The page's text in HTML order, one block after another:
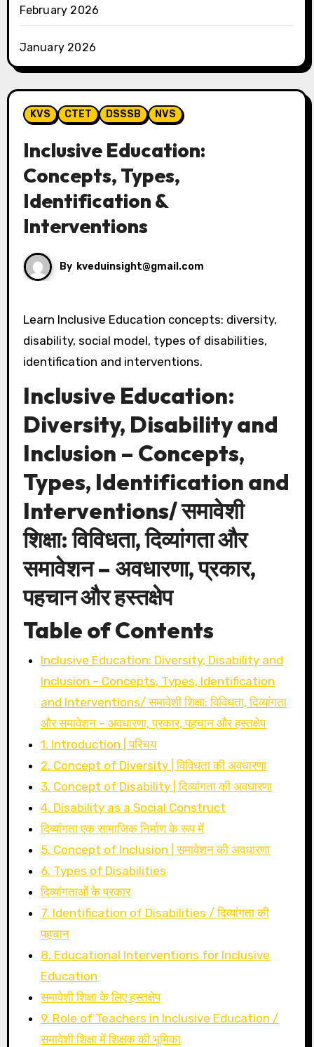
February 2026
January 2026
KVS CTET DSSSB NVS
Inclusive Education:
Concepts, Types,
Identification &
Interventions
By kveduinsight@gmail.com
Learn Inclusive Education concepts: diversity,
disability, social model, types of disabilities,
identification and interventions.
Inclusive Education:
Diversity, Disability and
Inclusion – Concepts,
Types, Identification and
Interventions/ समावेशी
शिक्षा: विविधता, दिव्यांगता और
समावेशन – अवधारणा, प्रकार,
पहचान और हस्तक्षेप
Table of Contents
Inclusive Education: Diversity, Disability and
Inclusion – Concepts, Types, Identification
and Interventions/ समावेशी शिक्षा: विविधता, दिव्यांगता
और समावेशन – अवधारणा, प्रकार, पहचान और हस्तक्षेप
1. Introduction | परिचय
2. Concept of Diversity | विविधता की अवधारणा
3. Concept of Disability | दिव्यांगता की अवधारणा
4. Disability as a Social Construct
दिव्यांगता एक सामाजिक निर्माण के रूप में
5. Concept of Inclusion | समावेशन की अवधारणा
6. Types of Disabilities
दिव्यांगताओं के प्रकार
7. Identification of Disabilities / दिव्यांगता की
पहचान
8. Educational Interventions for Inclusive
Education
समावेशी शिक्षा के लिए हस्तक्षेप
9. Role of Teachers in Inclusive Education /
समावेशी शिक्षा में शिक्षक की भूमिका